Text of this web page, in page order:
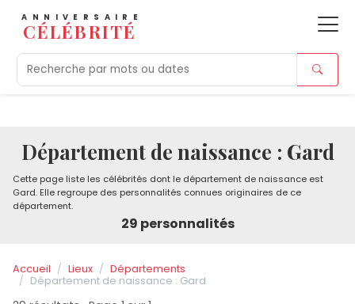
ANNIVERSAIRE
CÉLÉBRITÉ
Aujourd'hui Tendances Morts
Département de naissance : Gard
Cette page liste les célébrités dont le département de naissance est
Gard. Elle regroupe des personnalités connues originaires de ce
département.
29 personnalités
Accueil Lieux
Départements
Département de naissance : Gard